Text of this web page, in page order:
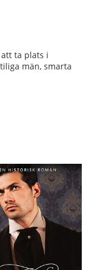
ta plats i
män, smarta